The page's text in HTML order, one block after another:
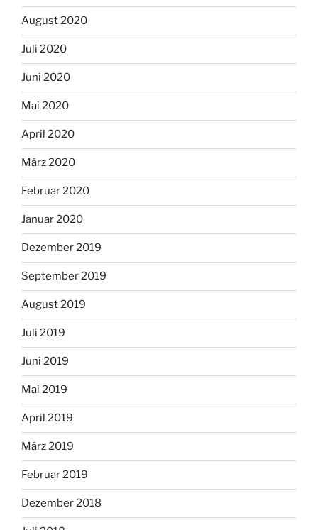
August 2020
Juli 2020
Juni 2020
Mai 2020
April 2020
März 2020
Februar 2020
Januar 2020
Dezember 2019
September 2019
August 2019
Juli 2019
Juni 2019
Mai 2019
April 2019
März 2019
Februar 2019
Dezember 2018